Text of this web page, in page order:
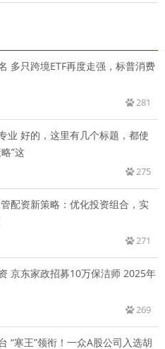
多只跨境ETF再度走强，标普消费
281
业 好的，这里有几个标题，都使
”这
275
配资新策略：优化投资组合，实
271
东家政招募10万保洁师 2025年
269
胡